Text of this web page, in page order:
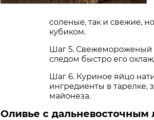
соленые, так и свежие,
кубиком.
Шаг 5. Свежемороженый
следом быстро его
Шаг 6. Куриное яйцо
ингредиенты в тарелке,
майонеза.
Оливье с дальневосточным